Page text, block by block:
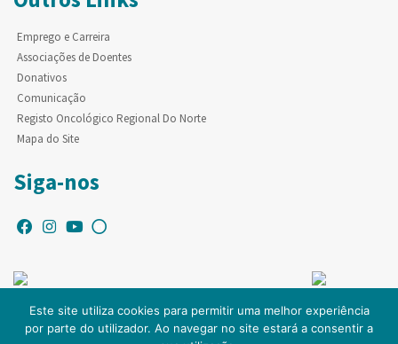
Emprego e Carreira
Associações de Doentes
Donativos
Comunicação
Registo Oncológico Regional Do Norte
Mapa do Site
Siga-nos
Este site utiliza cookies para permitir uma melhor experiência
por parte do utilizador. Ao navegar no site estará a consentir a